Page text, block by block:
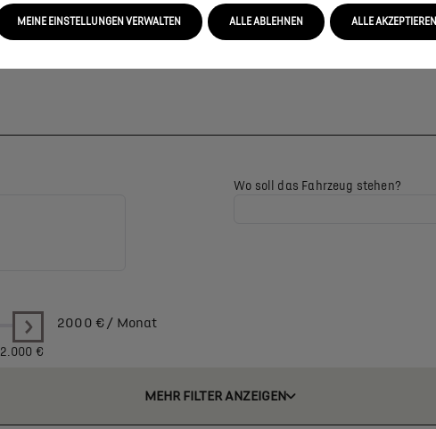
Wo soll das Fahrzeug stehen?
2.000 €
2000 € / Monat
MEHR FILTER ANZEIGEN
MEINE EINSTELLUNGEN VERWALTEN ALLE AKZEPTIEREN
ALLE ABLEHNEN